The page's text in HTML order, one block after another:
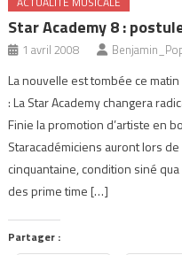
Star Academy 8 :
1 avril 2008
La nouvelle est tombée ce
: La Star Academy changera
Finie la promotion d’artiste en
Staracadémiciens auront lors
cinquantaine, condition siné
des prime time […]
Partager :